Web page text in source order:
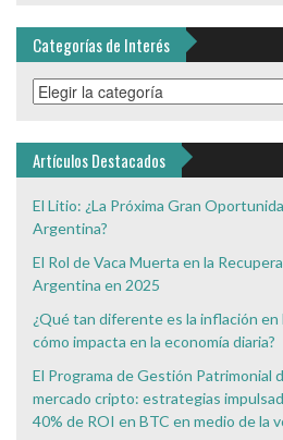
Categorías de Interés
Categorías
de
Artículos Destacados
El Litio: ¿La Próxima Gran
Argentina?
El Rol de Vaca Muerta en la
Argentina en 2025
¿Qué tan diferente es la inflación en
cómo impacta en la economía diaria?
El Programa de Gestión Patrimonial
mercado cripto: estrategias
40% de ROI en BTC en medio de la